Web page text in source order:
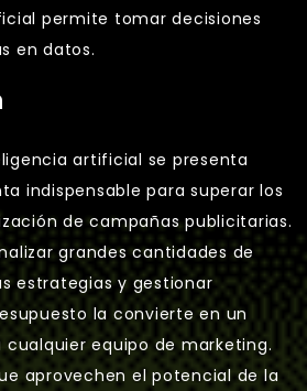
permite tomar decisiones
en datos.
artificial se presenta
indispensable para superar los
de campañas publicitarias.
grandes cantidades de
estrategias y gestionar
la convierte en un
cualquier equipo de marketing.
aprovechen el potencial de la